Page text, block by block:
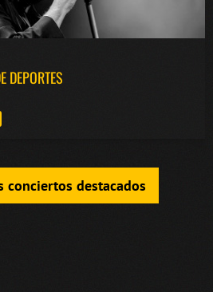
DEPORTES
conciertos destacados